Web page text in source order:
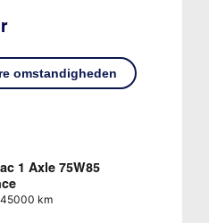
omstandigheden
1 Axle 75W85
km